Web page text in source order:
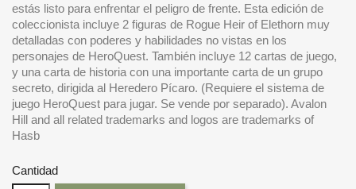
estás listo para enfrentar el peligro de frente. Esta edición de
coleccionista incluye 2 figuras de Rogue Heir of Elethorn muy
detalladas con poderes y habilidades no vistas en los
personajes de HeroQuest. También incluye 12 cartas de juego,
y una carta de historia con una importante carta de un grupo
secreto, dirigida al Heredero Pícaro. (Requiere el sistema de
juego HeroQuest para jugar. Se vende por separado). Avalon
Hill and all related trademarks and logos are trademarks of
Hasb
Cantidad